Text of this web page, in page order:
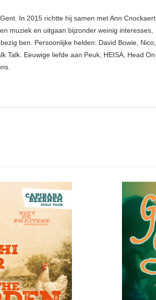
In 2015 richtte hij samen met Ann Cnockaert
muziek en uitgaan bijzonder weinig interesses,
ben. Persoonlijke helden: David Bowie, Nico,
Talk. Eeuwige liefde aan Peuk, HEISA, Head On